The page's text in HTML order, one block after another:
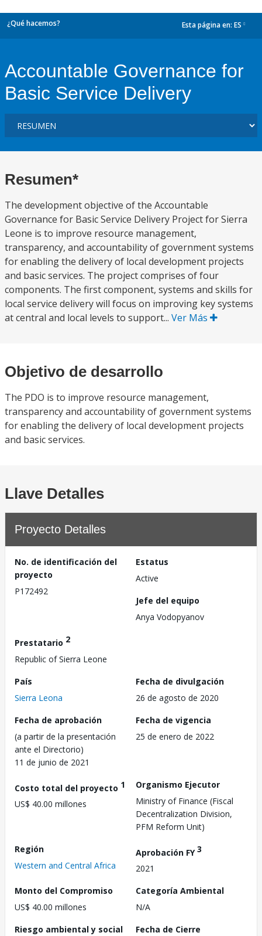
¿Qué hacemos? Esta página en: ES
Accountable Governance for
Basic Service Delivery
Resumen*
The development objective of the Accountable
Governance for Basic Service Delivery Project for Sierra
Leone is to improve resource management,
transparency, and accountability of government systems
for enabling the delivery of local development projects
and basic services. The project comprises of four
components. The first component, systems and skills for
local service delivery will focus on improving key systems
at central and local levels to support... Ver Más
Objetivo de desarrollo
The PDO is to improve resource management,
transparency and accountability of government systems
for enabling the delivery of local development projects
and basic services.
Llave Detalles
Proyecto Detalles
No. de identificación del
proyecto
P172492
Estatus
Active
Jefe del equipo
Anya Vodopyanov
Prestatario 2
Republic of Sierra Leone
País
Sierra Leona
Fecha de divulgación
26 de agosto de 2020
Fecha de aprobación
(a partir de la presentación
ante el Directorio)
11 de junio de 2021
Fecha de vigencia
25 de enero de 2022
Costo total del proyecto 1
US$ 40.00 millones
Organismo Ejecutor
Ministry of Finance (Fiscal
Decentralization Division,
PFM Reform Unit)
Región
Western and Central Africa
Aprobación FY3
2021
Monto del Compromiso
US$ 40.00 millones
Categoría Ambiental
N/A
Riesgo ambiental y social
Fecha de Cierre